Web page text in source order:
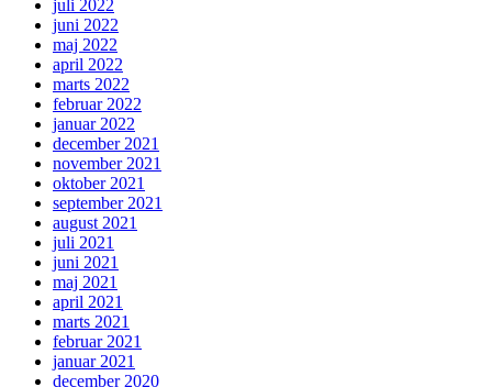
juli 2022
juni 2022
maj 2022
april 2022
marts 2022
februar 2022
januar 2022
december 2021
november 2021
oktober 2021
september 2021
august 2021
juli 2021
juni 2021
maj 2021
april 2021
marts 2021
februar 2021
januar 2021
december 2020